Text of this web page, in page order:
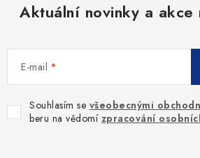
Aktuální novinky a akce
E-mail
Souhlasím se všeobecnými
beru na vědomí zpracování